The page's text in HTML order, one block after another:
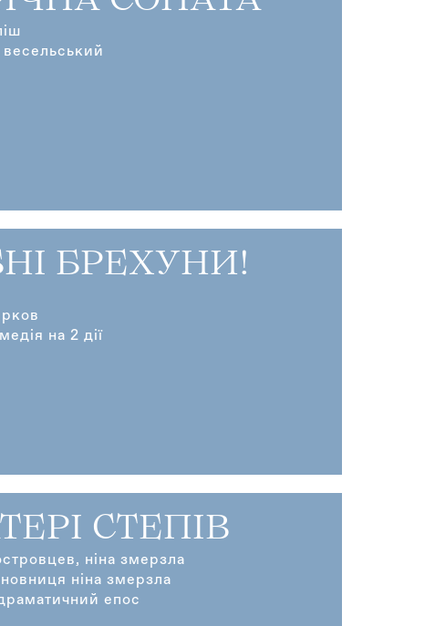
БРЕХУНИ!
на 2 дії
СТЕПІВ
ніна змерзла
ніна змерзла
епос